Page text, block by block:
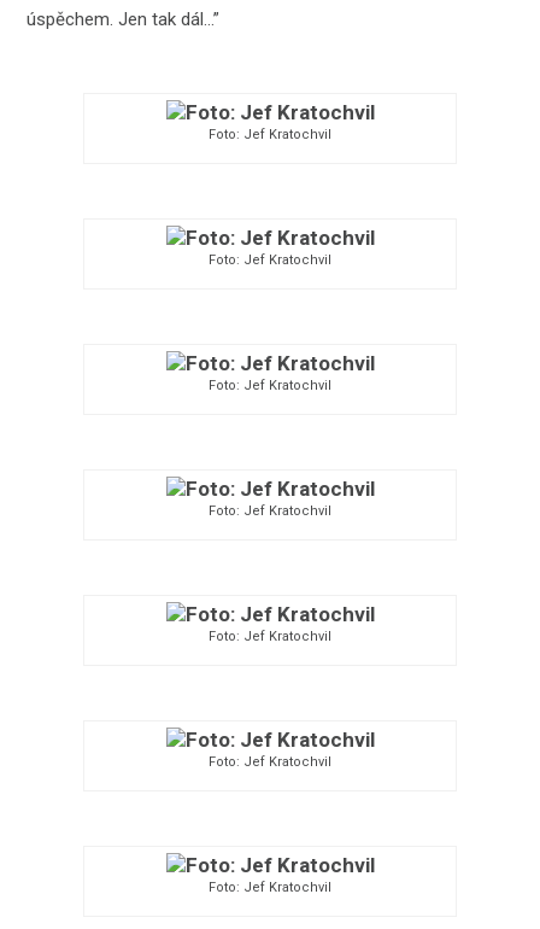
úspěchem. Jen tak dál…”
Foto: Jef Kratochvil
Foto: Jef Kratochvil
Foto: Jef Kratochvil
Foto: Jef Kratochvil
Foto: Jef Kratochvil
Foto: Jef Kratochvil
Foto: Jef Kratochvil